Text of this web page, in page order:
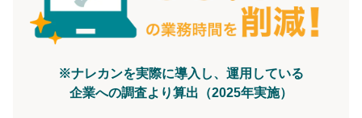
※ナレカンを実際に導入し、運用している
企業への調査より算出（2025年実施）